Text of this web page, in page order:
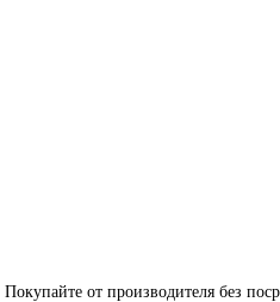
Покупайте от производителя без